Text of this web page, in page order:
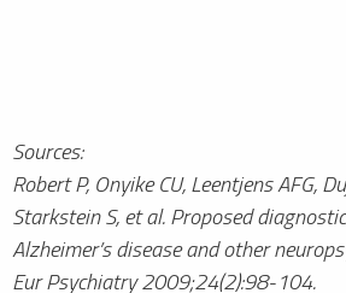
Sources:
Robert P, Onyike CU, Leentjens AFG,
Starkstein S, et al. Proposed
Alzheimer’s disease and other
Eur Psychiatry 2009;24(2):98-104.